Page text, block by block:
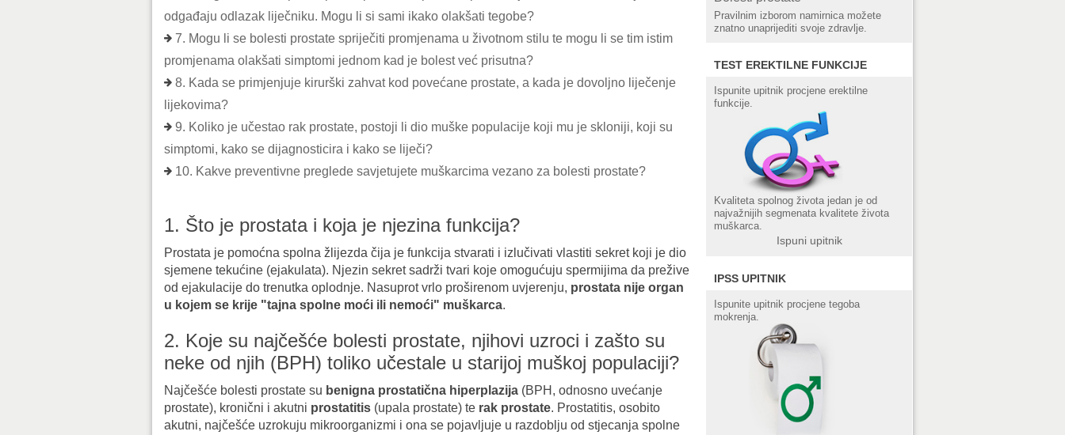
odgađaju odlazak liječniku. Mogu li si sami ikako olakšati tegobe?
7. Mogu li se bolesti prostate spriječiti promjenama u životnom stilu te mogu li se tim istim
promjenama olakšati simptomi jednom kad je bolest već prisutna?
8. Kada se primjenjuje kirurški zahvat kod povećane prostate, a kada je dovoljno liječenje
lijekovima?
9. Koliko je učestao rak prostate, postoji li dio muške populacije koji mu je skloniji, koji su
simptomi, kako se dijagnosticira i kako se liječi?
10. Kakve preventivne preglede savjetujete muškarcima vezano za bolesti prostate?
1. Što je prostata i koja je njezina funkcija?
Prostata je pomoćna spolna žlijezda čija je funkcija stvarati i izlučivati vlastiti sekret koji je dio
sjemene tekućine (ejakulata). Njezin sekret sadrži tvari koje omogućuju spermijima da prežive
od ejakulacije do trenutka oplodnje. Nasuprot vrlo proširenom uvjerenju, prostata nije organ
u kojem se krije "tajna spolne moći ili nemoći" muškarca.
2. Koje su najčešće bolesti prostate, njihovi uzroci i zašto su
neke od njih (BPH) toliko učestale u starijoj muškoj populaciji?
Najčešće bolesti prostate su benigna prostatična hiperplazija (BPH, odnosno uvećanje
prostate), kronični i akutni prostatitis (upala prostate) te rak prostate. Prostatitis, osobito
akutni, najčešće uzrokuju mikroorganizmi i ona se pojavljuje u razdoblju od stjecanja spolne
Pravilnim izborom namirnica možete
znatno unaprijediti svoje zdravlje.
TEST EREKTILNE FUNKCIJE
Ispunite upitnik procjene erektilne
funkcije.
Kvaliteta spolnog života jedan je od
najvažnijih segmenata kvalitete života
muškarca.
Ispuni upitnik
IPSS UPITNIK
Ispunite upitnik procjene tegoba
mokrenja.